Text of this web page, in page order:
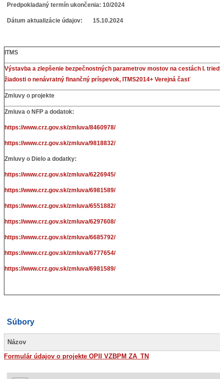
Predpokladaný termín ukončenia: 10/2024
Dátum aktualizácie údajov: 15.10.2024
ITMS
Výstavba a zlepšenie bezpečnostných parametrov mostov na cestách I.
žiadosti o nenávratný finančný príspevok, ITMS2014+ Verejná časť
Zmluvy o projekte
Zmluva o NFP a dodatok:
https://www.crz.gov.sk/zmluva/8460978/
https://www.crz.gov.sk/zmluva/9818832/
Zmluvy o Dielo a dodatky:
https://www.crz.gov.sk/zmluva/6226945/
https://www.crz.gov.sk/zmluva/6981589/
https://www.crz.gov.sk/zmluva/6551882/
https://www.crz.gov.sk/zmluva/6297608/
https://www.crz.gov.sk/zmluva/6685792/
https://www.crz.gov.sk/zmluva/6777654/
https://www.crz.gov.sk/zmluva/6981589/
Súbory
Názov
Formulár údajov o projekte OPII VZBPM ZA_TN